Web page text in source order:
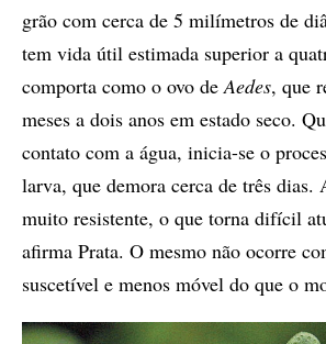
grão com cerca de 5 milímetros de
tem vida útil estimada superior a
comporta como o ovo de Aedes, que
meses a dois anos em estado seco.
contato com a água, inicia-se o
larva, que demora cerca de três dias.
muito resistente, o que torna difícil
afirma Prata. O mesmo não ocorre
suscetível e menos móvel do que o